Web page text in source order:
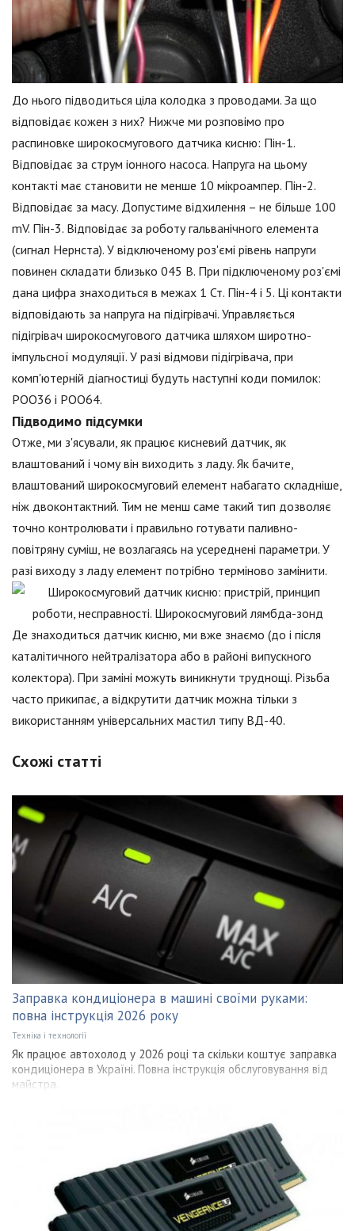
До нього підводиться ціла колодка з проводами. За що
відповідає кожен з них? Нижче ми розповімо про
распиновке широкосмугового датчика кисню: Пін-1.
Відповідає за струм іонного насоса. Напруга на цьому
контакті має становити не менше 10 мікроампер. Пін-2.
Відповідає за масу. Допустиме відхилення – не більше 100
mV. Пін-3. Відповідає за роботу гальванічного елемента
(сигнал Нернста). У відключеному роз'ємі рівень напруги
повинен складати близько 045 В. При підключеному роз'ємі
дана цифра знаходиться в межах 1 Ст. Пін-4 і 5. Ці контакти
відповідають за напруга на підігрівачі. Управляється
підігрівач широкосмугового датчика шляхом широтно-
імпульсної модуляції. У разі відмови підігрівача, при
комп'ютерній діагностиці будуть наступні коди помилок:
РОО36 і РОО64.
Підводимо підсумки
Отже, ми з'ясували, як працює кисневий датчик, як
влаштований і чому він виходить з ладу. Як бачите,
влаштований широкосмуговий елемент набагато складніше,
ніж двоконтактний. Тим не менш саме такий тип дозволяє
точно контролювати і правильно готувати паливно-
повітряну суміш, не возлагаясь на усереднені параметри. У
разі виходу з ладу елемент потрібно терміново замінити.
Де знаходиться датчик кисню, ми вже знаємо (до і після
каталітичного нейтралізатора або в районі випускного
колектора). При заміні можуть виникнути труднощі. Різьба
часто прикипає, а відкрутити датчик можна тільки з
використанням універсальних мастил типу ВД-40.
Схожі статті
Заправка кондиціонера в машині своїми руками:
повна інструкція 2026 року
Техніка і технології
Як працює автохолод у 2026 році та скільки коштує заправка
кондиціонера в Україні. Повна інструкція обслуговування від
майстра.